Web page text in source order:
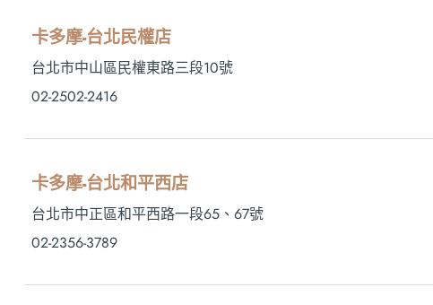
卡多摩-台北民權店
台北市中山區民權東路三段10號
02-2502-2416
卡多摩-台北和平西店
台北市中正區和平西路一段65、67號
02-2356-3789